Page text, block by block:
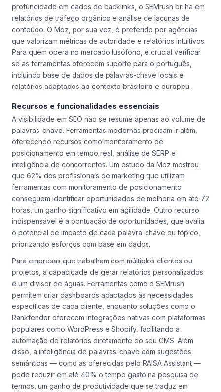
No entanto, a escolha entre essas ferramentas nem sempre
é óbvia. Enquanto a Ahrefs é ideal para quem busca
profundidade em dados de backlinks, o SEMrush brilha em
relatórios de tráfego orgânico e análise de lacunas de
conteúdo. O Moz, por sua vez, é preferido por agências
que valorizam métricas de autoridade e relatórios intuitivos.
Para quem opera no mercado lusófono, é crucial verificar
se as ferramentas oferecem suporte para o português,
relatórios adaptados ao contexto brasileiro e europeu.
Recursos e funcionalidades essenciais
A visibilidade em SEO não se resume apenas ao volume de
palavras-chave. Ferramentas modernas precisam ir além,
oferecendo recursos como monitoramento de
posicionamento em tempo real, análise de SERP e
inteligência de concorrentes. Um estudo da Moz mostrou
que 62% dos profissionais de marketing que utilizam
ferramentas com monitoramento de posicionamento
conseguem identificar oportunidades de melhoria em até 72
horas, um ganho significativo em agilidade. Outro recurso
indispensável é a pontuação de oportunidades, que avalia
o potencial de impacto de cada palavra-chave ou tópico,
priorizando esforços com base em dados.
Para empresas que trabalham com múltiplos clientes ou
projetos, a capacidade de gerar relatórios personalizados
é um divisor de águas. Ferramentas como o SEMrush
permitem criar dashboards adaptados às necessidades
específicas de cada cliente, enquanto soluções como o
Rankfender oferecem integrações nativas com plataformas
populares como WordPress e Shopify, facilitando a
automação de relatórios diretamente do seu CMS. Além
disso, a inteligência de palavras-chave com sugestões
semânticas — como as oferecidas pelo RAISA Assistant —